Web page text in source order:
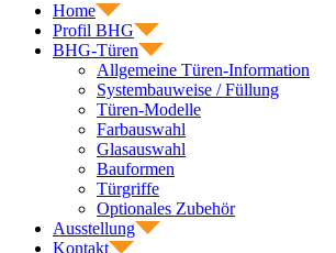
Home
Profil BHG
BHG-Türen
Allgemeine Türen-Information
Systembauweise / Füllung
Türen-Modelle
Farbauswahl
Glasauswahl
Bauformen
Türgriffe
Optionales Zubehör
Ausstellung
Kontakt